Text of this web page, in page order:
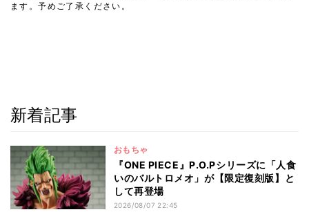
ます。予めご了承ください。
新着記事
おもちゃ
『ONE PIECE』P.O.Pシリーズに「人食
いのバルトロメオ」が【限定復刻版】と
して再登場
2026/08/07 22:45